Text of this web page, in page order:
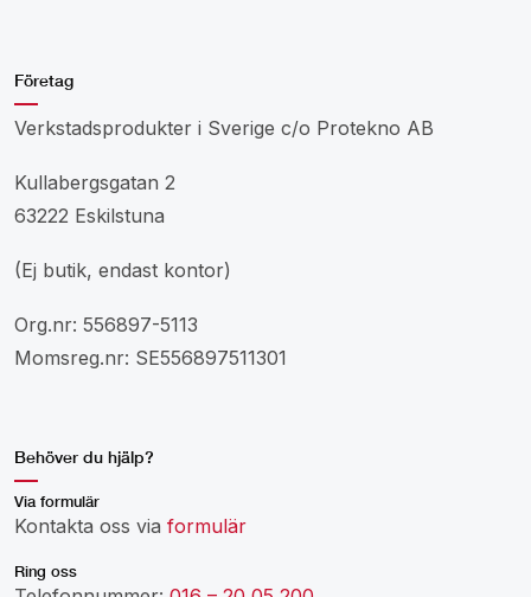
Företag
Verkstadsprodukter i Sverige c/o Protekno AB
Kullabergsgatan 2
63222 Eskilstuna
(Ej butik, endast kontor)
Org.nr: 556897-5113
Momsreg.nr: SE556897511301
Behöver du hjälp?
Via formulär
Kontakta oss via formulär
Ring oss